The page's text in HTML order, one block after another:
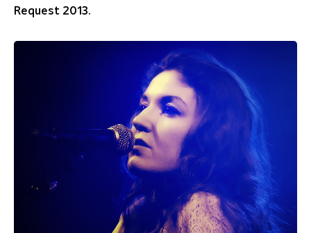
Request 2013.